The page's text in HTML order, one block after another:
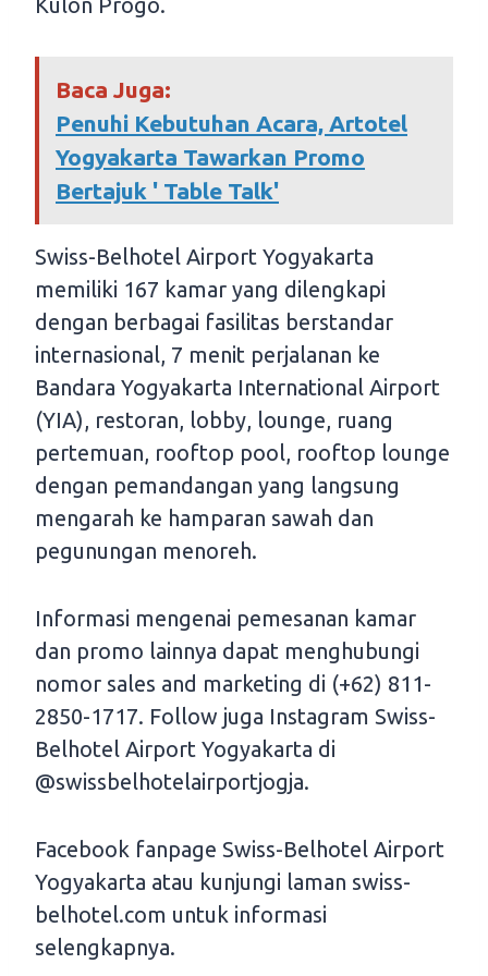
Baca Juga:
Penuhi Kebutuhan Acara, Artotel
Yogyakarta Tawarkan Promo
Bertajuk ' Table Talk'
Swiss-Belhotel Airport Yogyakarta
memiliki 167 kamar yang dilengkapi
dengan berbagai fasilitas berstandar
internasional, 7 menit perjalanan ke
Bandara Yogyakarta International Airport
(YIA), restoran, lobby, lounge, ruang
pertemuan, rooftop pool, rooftop lounge
dengan pemandangan yang langsung
mengarah ke hamparan sawah dan
pegunungan menoreh.
Informasi mengenai pemesanan kamar
dan promo lainnya dapat menghubungi
nomor sales and marketing di (+62) 811-
2850-1717. Follow juga Instagram Swiss-
Belhotel Airport Yogyakarta di
@swissbelhotelairportjogja.
Facebook fanpage Swiss-Belhotel Airport
Yogyakarta atau kunjungi laman swiss-
belhotel.com untuk informasi
selengkapnya.